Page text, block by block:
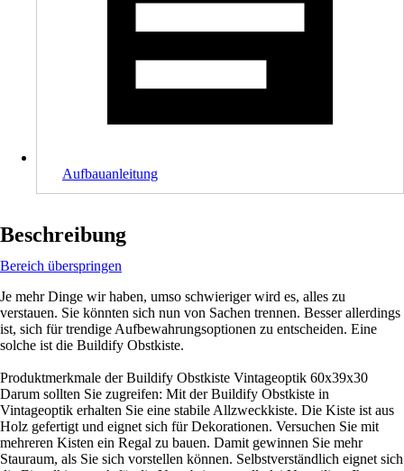
Aufbauanleitung
Beschreibung
Bereich überspringen
Je mehr Dinge wir haben, umso schwieriger wird es, alles zu
verstauen. Sie könnten sich nun von Sachen trennen. Besser allerdings
ist, sich für trendige Aufbewahrungsoptionen zu entscheiden. Eine
solche ist die Buildify Obstkiste.
Produktmerkmale der Buildify Obstkiste Vintageoptik 60x39x30
Darum sollten Sie zugreifen: Mit der Buildify Obstkiste in
Vintageoptik erhalten Sie eine stabile Allzweckkiste. Die Kiste ist aus
Holz gefertigt und eignet sich für Dekorationen. Versuchen Sie mit
mehreren Kisten ein Regal zu bauen. Damit gewinnen Sie mehr
Stauraum, als Sie sich vorstellen können. Selbstverständlich eignet sich